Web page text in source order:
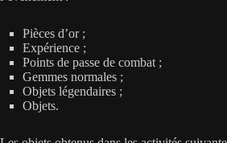
Pièces d’or ;
Expérience ;
Points de passe de combat ;
Gemmes normales ;
Objets légendaires ;
Objets.